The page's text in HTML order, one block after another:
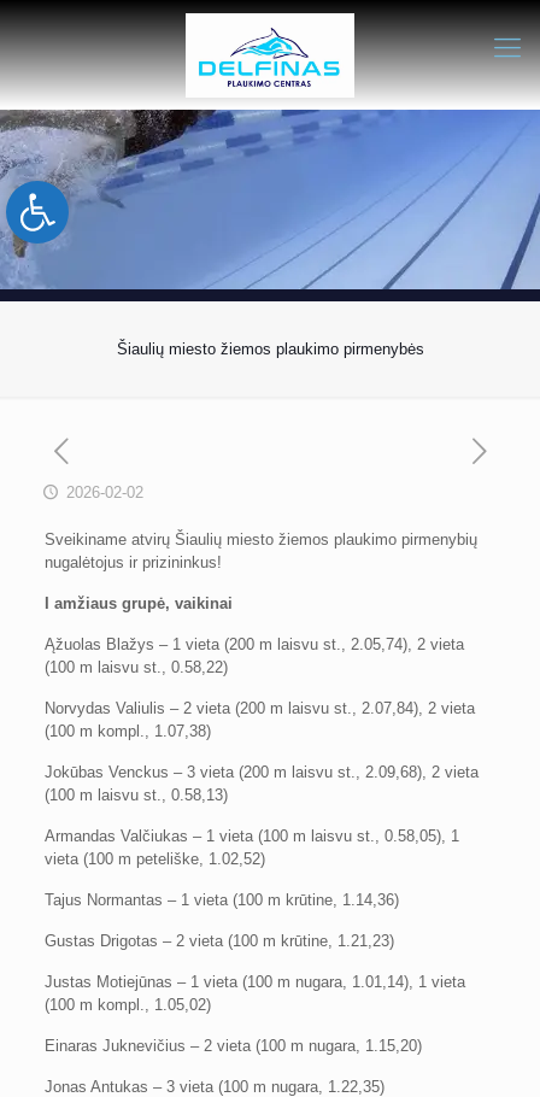
Open toolbar
Šiaulių miesto žiemos plaukimo pirmenybės
2026-02-02
Sveikiname atvirų Šiaulių miesto žiemos plaukimo pirmenybių
nugalėtojus ir prizininkus!
I amžiaus grupė, vaikinai
Ąžuolas Blažys – 1 vieta (200 m laisvu st., 2.05,74), 2 vieta
(100 m laisvu st., 0.58,22)
Norvydas Valiulis – 2 vieta (200 m laisvu st., 2.07,84), 2 vieta
(100 m kompl., 1.07,38)
Jokūbas Venckus – 3 vieta (200 m laisvu st., 2.09,68), 2 vieta
(100 m laisvu st., 0.58,13)
Armandas Valčiukas – 1 vieta (100 m laisvu st., 0.58,05), 1
vieta (100 m peteliške, 1.02,52)
Tajus Normantas – 1 vieta (100 m krūtine, 1.14,36)
Gustas Drigotas – 2 vieta (100 m krūtine, 1.21,23)
Justas Motiejūnas – 1 vieta (100 m nugara, 1.01,14), 1 vieta
(100 m kompl., 1.05,02)
Einaras Juknevičius – 2 vieta (100 m nugara, 1.15,20)
Jonas Antukas – 3 vieta (100 m nugara, 1.22,35)